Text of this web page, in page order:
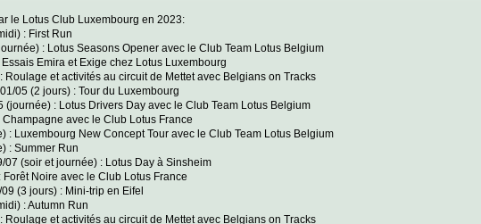
le Lotus Club Luxembourg en 2023:
: First Run
: Lotus Seasons Opener avec le Club Team Lotus Belgium
Emira et Exige chez Lotus Luxembourg
Roulage et activités au circuit de Mettet avec Belgians on Tracks
05 (2 jours) : Tour du Luxembourg
(journée) : Lotus Drivers Day avec le Club Team Lotus Belgium
Champagne avec le Club Lotus France
: Luxembourg New Concept Tour avec le Club Team Lotus Belgium
: Summer Run
07 (soir et journée) : Lotus Day à Sinsheim
Forêt Noire avec le Club Lotus France
(3 jours) : Mini-trip en Eifel
: Autumn Run
Roulage et activités au circuit de Mettet avec Belgians on Tracks